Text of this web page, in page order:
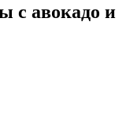
с авокадо и